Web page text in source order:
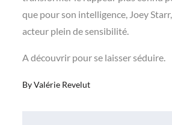
que pour son intelligence, Joey
acteur plein de sensibilité.
A découvrir pour se laisser séduire.
ByValérie Revelut